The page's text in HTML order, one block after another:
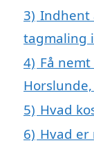
3) Indhent
tagmaling
4) Få
5) Hvad
6) Hvad er